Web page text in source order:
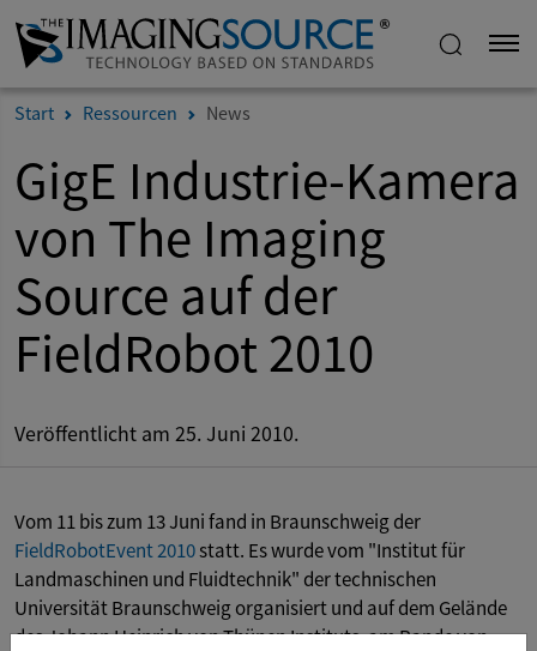
Start Ressourcen News
GigE Industrie-Kamera
von The Imaging
Source auf der
FieldRobot 2010
Veröffentlicht am 25. Juni 2010.
Vom 11 bis zum 13 Juni fand in Braunschweig der
FieldRobotEvent 2010statt. Es wurde vom "Institut für
Landmaschinen und Fluidtechnik" der technischen
Universität Braunschweig organisiert und auf dem Gelände
des Johann Heinrich von Thünen Instituts, am Rande von